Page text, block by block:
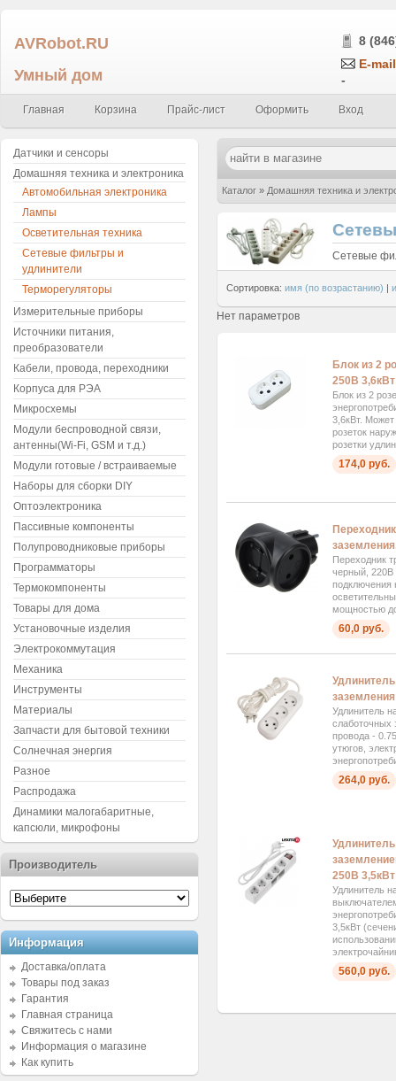
AVRobot.RU
Умный дом
8
E-
-
Главная Корзина Прайс-лист Оформить Вход
Каталог » Домашняя техника и
Сетевые
Сортировка: имя (по возрастанию) |
Нет параметров
Блок из 2
250В
Блок из 2
3,6кВт. Может
розеток
розетки
174,0 руб.
Переходник
черный, 220В
подключения
мощностью
60,0 руб.
Удлинитель
слаботочных
провода -
утюгов,
264,0 руб.
250В
Удлинитель
3,5кВт
560,0 руб.
Датчики и сенсоры
Домашняя техника и электроника
Автомобильная электроника
Лампы
Осветительная техника
Сетевые фильтры и
удлинители
Терморегуляторы
Измерительные приборы
Источники питания,
преобразователи
Кабели, провода, переходники
Корпуса для РЭА
Микросхемы
Модули беспроводной связи,
антенны(Wi-Fi, GSM и т.д.)
Модули готовые / встраиваемые
Наборы для сборки DIY
Оптоэлектроника
Пассивные компоненты
Полупроводниковые приборы
Программаторы
Термокомпоненты
Товары для дома
Установочные изделия
Электрокоммутация
Механика
Инструменты
Материалы
Запчасти для бытовой техники
Солнечная энергия
Разное
Распродажа
Динамики малогабаритные,
капсюли, микрофоны
Производитель
Информация
Доставка/оплата
Товары под заказ
Гарантия
Главная страница
Свяжитесь с нами
Информация о магазине
Как купить